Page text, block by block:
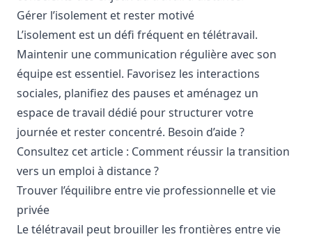
Gérer l’isolement et rester motivé
L’isolement est un défi fréquent en télétravail.
Maintenir une communication régulière avec son
équipe est essentiel. Favorisez les interactions
sociales, planifiez des pauses et aménagez un
espace de travail dédié pour structurer votre
journée et rester concentré. Besoin d’aide ?
Consultez cet article : Comment réussir la transition
vers un emploi à distance ?
Trouver l’équilibre entre vie professionnelle et vie
privée
Le télétravail peut brouiller les frontières entre vie